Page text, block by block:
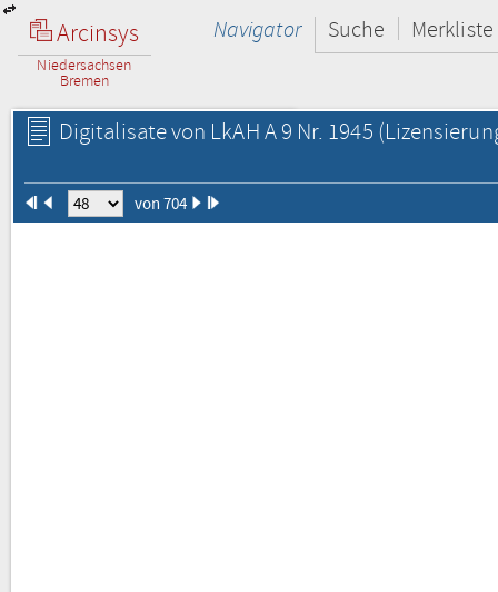
Arcinsys
Niedersachsen
Bremen
Navigator Suche Merkliste
Digitalisate von LkAH A 9 Nr. 1945
von 704